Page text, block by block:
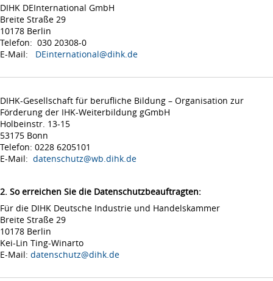
DIHK DEInternational GmbH
Breite Straße 29
10178 Berlin
Telefon: 030 20308-0
E-Mail: DEinternational@dihk.de
DIHK-Gesellschaft für berufliche Bildung – Organisation zur
Förderung der IHK-Weiterbildung gGmbH
Holbeinstr. 13-15
53175 Bonn
Telefon: 0228 6205101
E-Mail: datenschutz@wb.dihk.de
2. So erreichen Sie die Datenschutzbeauftragten:
Für die DIHK Deutsche Industrie und Handelskammer
Breite Straße 29
10178 Berlin
Kei-Lin Ting-Winarto
E-Mail: datenschutz@dihk.de